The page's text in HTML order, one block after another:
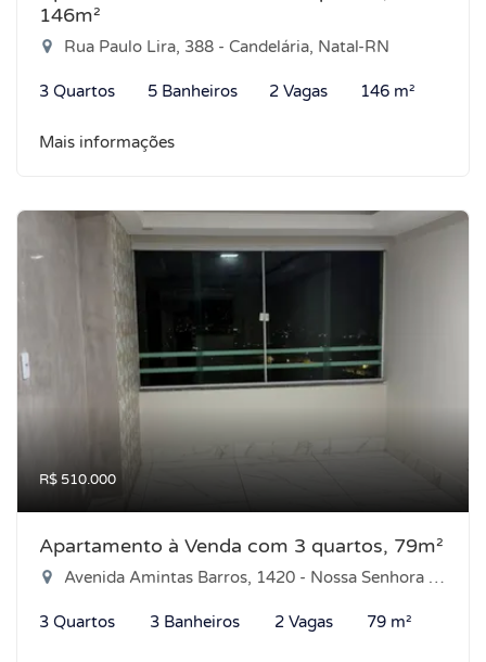
146m²
Rua Paulo Lira, 388 - Candelária, Natal-RN
3 Quartos 5 Banheiros 2 Vagas 146 m²
Mais informações
R$ 510.000
Apartamento à Venda com 3 quartos, 79m²
Avenida Amintas Barros, 1420 - Nossa Senhora de Nazaré, Natal-RN
3 Quartos 3 Banheiros 2 Vagas 79 m²